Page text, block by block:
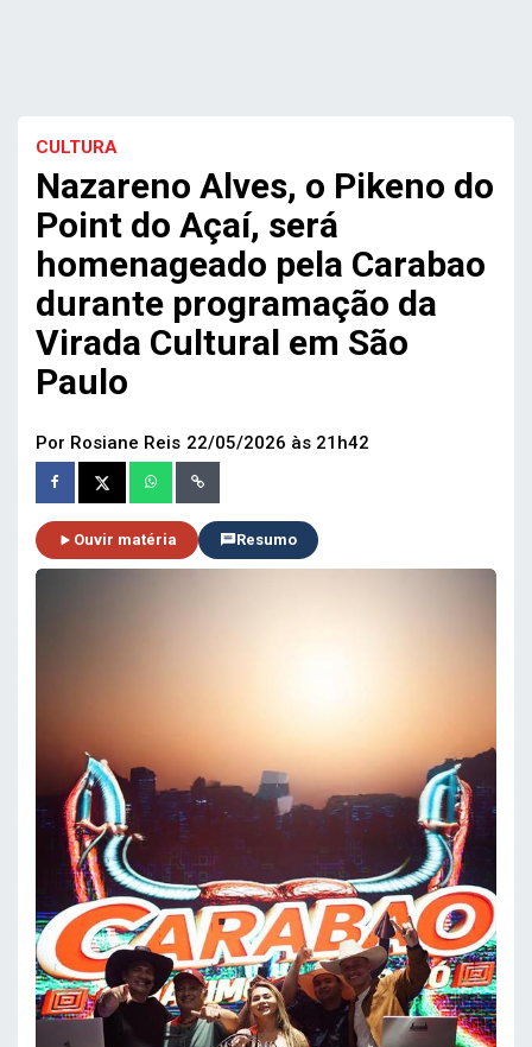
CULTURA
Nazareno Alves, o Pikeno do
Point do Açaí, será
homenageado pela Carabao
durante programação da
Virada Cultural em São
Paulo
Por Rosiane Reis 22/05/2026 às 21h42
Ouvir matéria Resumo